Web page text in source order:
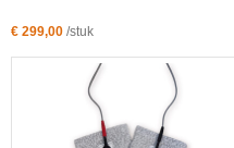
€ 299,00 /stuk